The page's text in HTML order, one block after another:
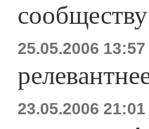
25.05.2006 13:57
23.05.2006 21:01